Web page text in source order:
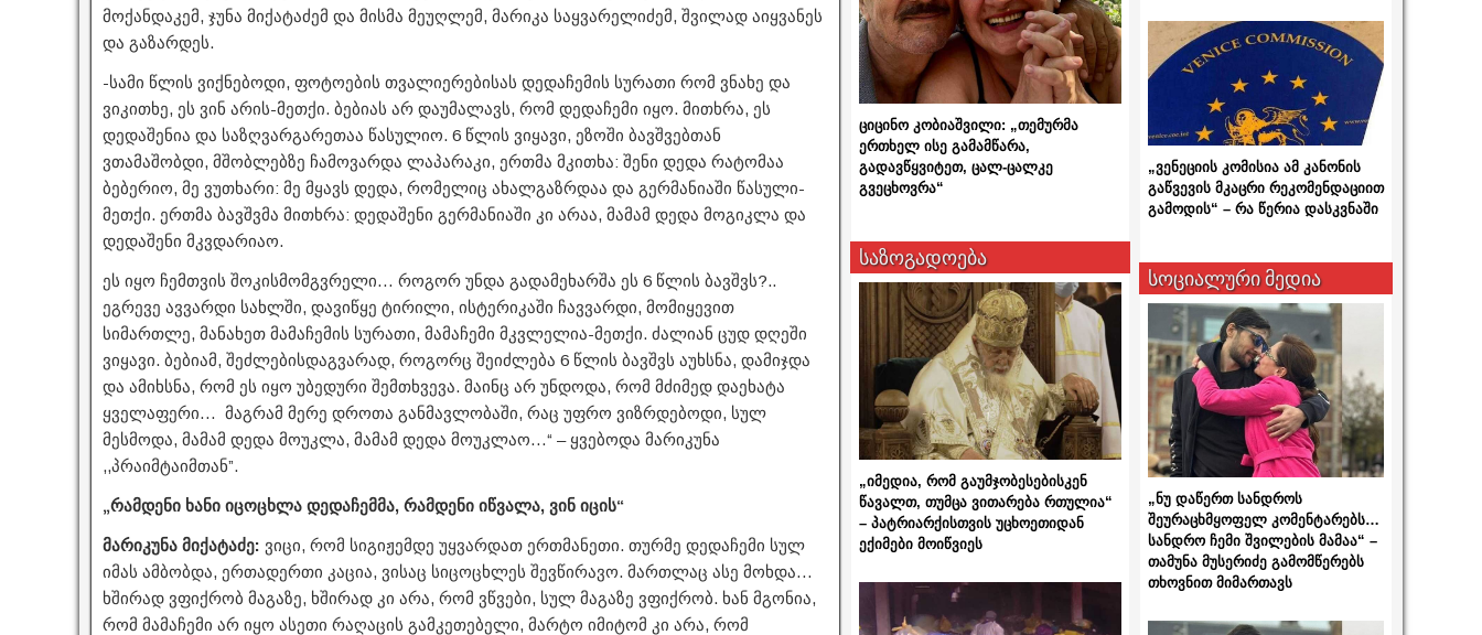
მოქანდაკემ, ჯუნა მიქატაძემ და მისმა მეუღლემ, მარიკა საყვარელიძემ, შვილად აიყვანეს
და გაზარდეს.
-სამი წლის ვიქნებოდი, ფოტოების თვალიერებისას დედაჩემის სურათი რომ ვნახე და
ვიკითხე, ეს ვინ არის-მეთქი. ბებიას არ დაუმალავს, რომ დედაჩემი იყო. მითხრა, ეს
დედაშენია და საზღვარგარეთაა წასულიო. 6 წლის ვიყავი, ეზოში ბავშვებთან
ვთამაშობდი, მშობლებზე ჩამოვარდა ლაპარაკი, ერთმა მკითხა: შენი დედა რატომაა
ბებერიო, მე ვუთხარი: მე მყავს დედა, რომელიც ახალგაზრდაა და გერმანიაში წასული-
მეთქი. ერთმა ბავშვმა მითხრა: დედაშენი გერმანიაში კი არაა, მამამ დედა მოგიკლა და
დედაშენი მკვდარიაო.
ეს იყო ჩემთვის შოკისმომგვრელი… როგორ უნდა გადამეხარშა ეს 6 წლის ბავშვს?..
ეგრევე ავვარდი სახლში, დავიწყე ტირილი, ისტერიკაში ჩავვარდი, მომიყევით
სიმართლე, მანახეთ მამაჩემის სურათი, მამაჩემი მკვლელია-მეთქი. ძალიან ცუდ დღეში
ვიყავი. ბებიამ, შეძლებისდაგვარად, როგორც შეიძლება 6 წლის ბავშვს აუხსნა, დამიჯდა
და ამიხსნა, რომ ეს იყო უბედური შემთხვევა. მაინც არ უნდოდა, რომ მძიმედ დაეხატა
ყველაფერი… მაგრამ მერე დროთა განმავლობაში, რაც უფრო ვიზრდებოდი, სულ
მესმოდა, მამამ დედა მოუკლა, მამამ დედა მოუკლაო…“ – ყვებოდა მარიკუნა
,,პრაიმტაიმთან”.
„რამდენი ხანი იცოცხლა დედაჩემმა, რამდენი იწვალა, ვინ იცის“
მარიკუნა მიქატაძე: ვიცი, რომ სიგიჟემდე უყვარდათ ერთმანეთი. თურმე დედაჩემი სულ
იმას ამბობდა, ერთადერთი კაცია, ვისაც სიცოცხლეს შევწირავო. მართლაც ასე მოხდა…
ხშირად ვფიქრობ მაგაზე, ხშირად კი არა, რომ ვწვები, სულ მაგაზე ვფიქრობ. ხან მგონია,
რომ მამაჩემი არ იყო ასეთი რაღაცის გამკეთებელი, მარტო იმიტომ კი არა, რომ
ციცინო კობიაშვილი: „თემურმა
ერთხელ ისე გამამწარა,
გადავწყვიტეთ, ცალ-ცალკე
გვეცხოვრა“
საზოგადოება
„იმედია, რომ გაუმჯობესებისკენ
წავალთ, თუმცა ვითარება რთულია“
– პატრიარქისთვის უცხოეთიდან
ექიმები მოიწვიეს
„ვენეციის კომისია ამ კანონის
გაწვევის მკაცრი რეკომენდაციით
გამოდის“ – რა წერია დასკვნაში
სოციალური მედია
„ნუ დაწერთ სანდროს
შეურაცხმყოფელ კომენტარებს…
სანდრო ჩემი შვილების მამაა“ –
თამუნა მუსერიძე გამომწერებს
თხოვნით მიმართავს